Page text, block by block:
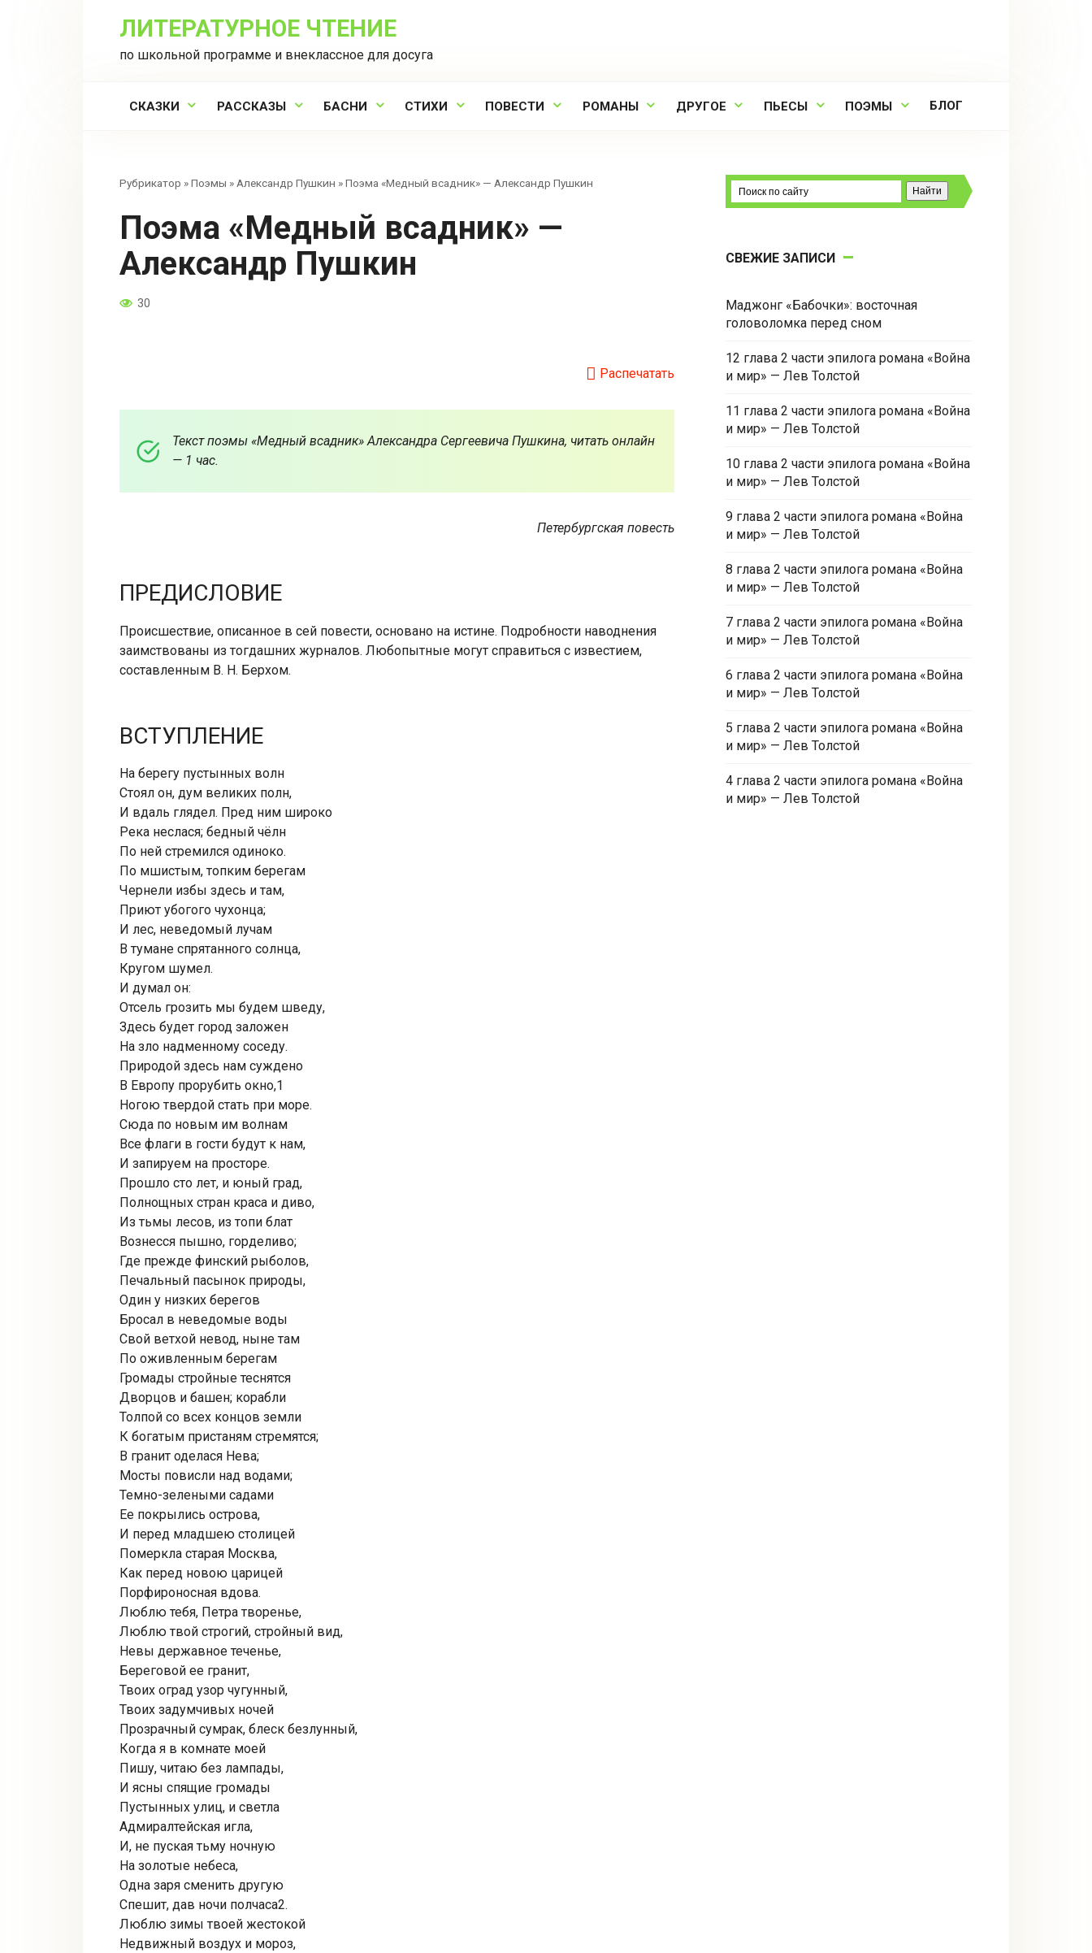
ЛИТЕРАТУРНОЕ ЧТЕНИЕ
по школьной программе и внеклассное для досуга
СКАЗКИ РАССКАЗЫ БАСНИ СТИХИ ПОВЕСТИ РОМАНЫ ДРУГОЕ ПЬЕСЫ ПОЭМЫ БЛОГ
Рубрикатор »Поэмы » Александр Пушкин »Поэма «Медный всадник» — Александр Пушкин
Поэма «Медный всадник» —
Александр Пушкин
30
Распечатать
Текст поэмы «Медный всадник» Александра Сергеевича Пушкина, читать онлайн
— 1 час.
Петербургская повесть
ПРЕДИСЛОВИЕ
Происшествие, описанное в сей повести, основано на истине. Подробности наводнения
заимствованы из тогдашних журналов. Любопытные могут справиться с известием,
составленным В. Н. Берхом.
ВСТУПЛЕНИЕ
На берегу пустынных волн
Стоял он, дум великих полн,
И вдаль глядел. Пред ним широко
Река неслася; бедный чёлн
По ней стремился одиноко.
По мшистым, топким берегам
Чернели избы здесь и там,
Приют убогого чухонца;
И лес, неведомый лучам
В тумане спрятанного солнца,
Кругом шумел.
И думал он:
Отсель грозить мы будем шведу,
Здесь будет город заложен
На зло надменному соседу.
Природой здесь нам суждено
В Европу прорубить окно,1
Ногою твердой стать при море.
Сюда по новым им волнам
Все флаги в гости будут к нам,
И запируем на просторе.
Прошло сто лет, и юный град,
Полнощных стран краса и диво,
Из тьмы лесов, из топи блат
Вознесся пышно, горделиво;
Где прежде финский рыболов,
Печальный пасынок природы,
Один у низких берегов
Бросал в неведомые воды
Свой ветхой невод, ныне там
По оживленным берегам
Громады стройные теснятся
Дворцов и башен; корабли
Толпой со всех концов земли
К богатым пристаням стремятся;
В гранит оделася Нева;
Мосты повисли над водами;
Темно-зелеными садами
Ее покрылись острова,
И перед младшею столицей
Померкла старая Москва,
Как перед новою царицей
Порфироносная вдова.
Люблю тебя, Петра творенье,
Люблю твой строгий, стройный вид,
Невы державное теченье,
Береговой ее гранит,
Твоих оград узор чугунный,
Твоих задумчивых ночей
Прозрачный сумрак, блеск безлунный,
Когда я в комнате моей
Пишу, читаю без лампады,
И ясны спящие громады
Пустынных улиц, и светла
Адмиралтейская игла,
И, не пуская тьму ночную
На золотые небеса,
Одна заря сменить другую
Спешит, дав ночи полчаса2.
Люблю зимы твоей жестокой
Недвижный воздух и мороз,
СВЕЖИЕ ЗАПИСИ
Маджонг «Бабочки»: восточная
головоломка перед сном
12 глава 2 части эпилога романа «Война
и мир» — Лев Толстой
11 глава 2 части эпилога романа «Война
и мир» — Лев Толстой
10 глава 2 части эпилога романа «Война
и мир» — Лев Толстой
9 глава 2 части эпилога романа «Война
и мир» — Лев Толстой
8 глава 2 части эпилога романа «Война
и мир» — Лев Толстой
7 глава 2 части эпилога романа «Война
и мир» — Лев Толстой
6 глава 2 части эпилога романа «Война
и мир» — Лев Толстой
5 глава 2 части эпилога романа «Война
и мир» — Лев Толстой
4 глава 2 части эпилога романа «Война
и мир» — Лев Толстой